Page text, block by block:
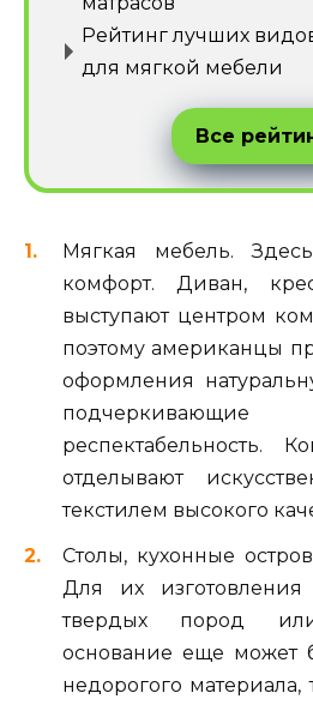
Рейтинг лучших
для мягкой мебели
Все
Мягкая мебель.
комфорт. Диван,
выступают центром
поэтому американцы
оформления
респектабельность.
отделывают
текстилем высокого
Столы, кухонные
Для их
твердых пород
основание еще может
недорогого